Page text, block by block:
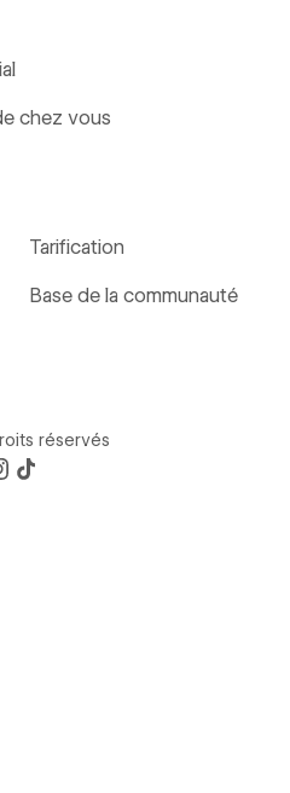
chez vous
Tarification
Base de la communauté
réservés